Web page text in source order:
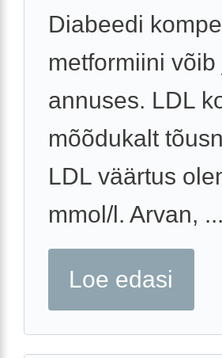
Diabeedi
metformiini
annuses. LDL
mõõdukalt
LDL väärtus
mmol/l. Arvan, ...
Loe edasi